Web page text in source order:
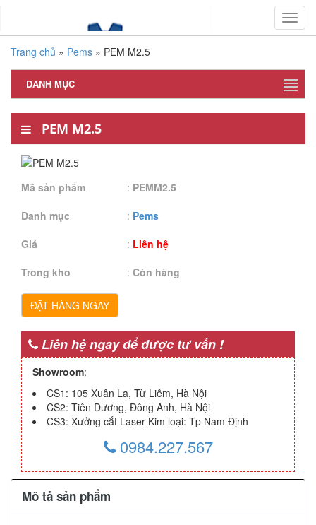
Trang chủ » Pems » PEM M2.5
DANH MỤC
PEM M2.5
Mã sản phẩm : PEMM2.5
Danh mục
: Pems
Giá
: Liên hệ
Trong kho
: Còn hàng
ĐẶT HÀNG NGAY
Liên hệ ngay để được tư vấn !
Showroom:
CS1: 105 Xuân La, Từ Liêm, Hà Nội
CS2: Tiên Dương, Đông Anh, Hà Nội
CS3: Xưởng cắt Laser Kim loại: Tp Nam Định
0984.227.567
Mô tả sản phẩm